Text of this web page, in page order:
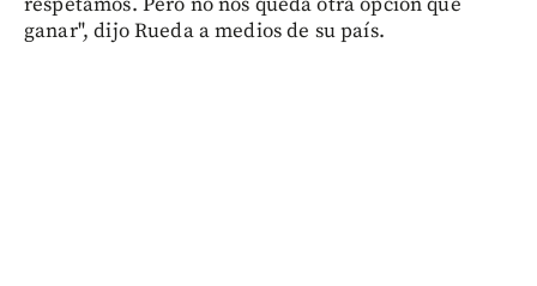
ganar", dijo Rueda a medios de su país.